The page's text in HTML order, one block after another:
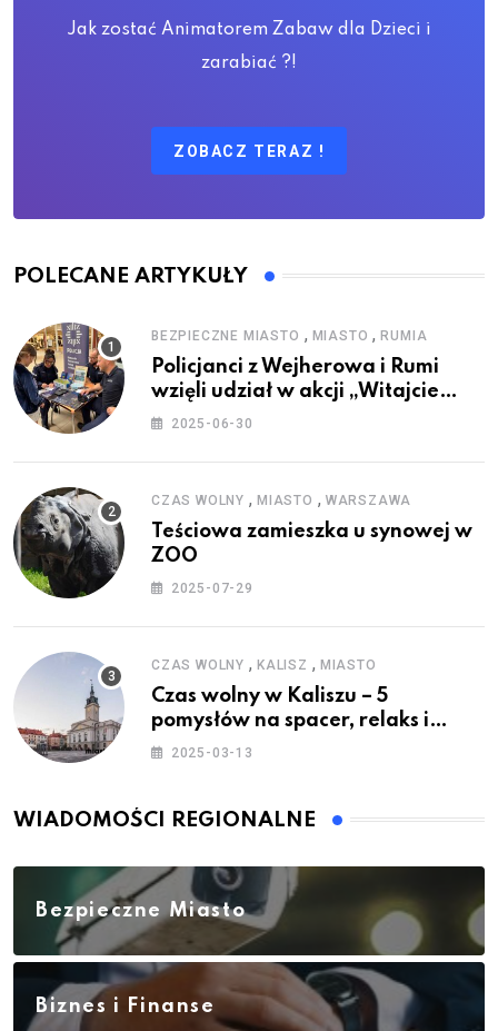
Jak zostać Animatorem Zabaw dla Dzieci i
zarabiać ?!
ZOBACZ TERAZ !
POLECANE ARTYKUŁY
BEZPIECZNE MIASTO , MIASTO ,RUMIA
Policjanci z Wejherowa i Rumi
wzięli udział w akcji „Witajcie
Wakacje”
2025-06-30
CZAS WOLNY , MIASTO , WARSZAWA
Teściowa zamieszka u synowej w
ZOO
2025-07-29
CZAS WOLNY , KALISZ , MIASTO
Czas wolny w Kaliszu – 5
pomysłów na spacer, relaks i
rodzinne atrakcje
2025-03-13
WIADOMOŚCI REGIONALNE
Bezpieczne Miasto
Biznes i Finanse